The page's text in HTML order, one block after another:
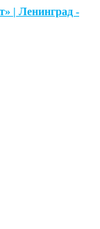
| Ленинград -